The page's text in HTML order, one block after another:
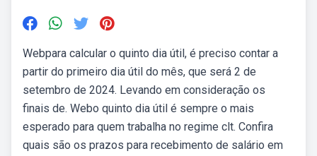
Webpara calcular o quinto dia útil, é preciso contar a
partir do primeiro dia útil do mês, que será 2 de
setembro de 2024. Levando em consideração os
finais de. Webo quinto dia útil é sempre o mais
esperado para quem trabalha no regime clt. Confira
quais são os prazos para recebimento de salário em